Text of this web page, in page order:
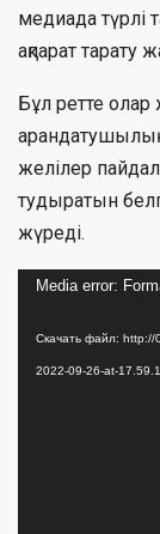
медиада түрлі
ақпарат тарату
Бұл ретте
желілер
тудыратын
жүреді.
Видеоплеер
Media error:
Скачать файл: http://
2022-09-26-at-